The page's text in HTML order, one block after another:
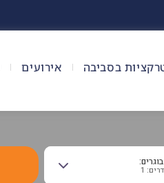
בסביבה אירועים
1